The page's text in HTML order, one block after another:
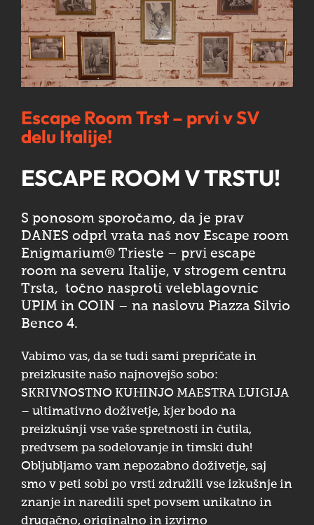
Image
Escape Room Trst – prvi v SV
delu Italije!
ESCAPE ROOM V TRSTU!
S ponosom sporočamo, da je prav
DANES odprl vrata naš nov Escape room
Enigmarium® Trieste – prvi escape
room na severu Italije, v strogem centru
Trsta, točno nasproti veleblagovnic
UPIM in COIN – na naslovu Piazza Silvio
Benco 4.
Vabimo vas, da se tudi sami prepričate in
preizkusite našo najnovejšo sobo:
SKRIVNOSTNO KUHINJO MAESTRA LUIGIJA
– ultimativno doživetje, kjer bodo na
preizkušnji vse vaše spretnosti in čutila,
predvsem pa sodelovanje in timski duh!
Obljubljamo vam nepozabno doživetje, saj
smo v peti sobi po vrsti združili vse izkušnje in
znanje in naredili spet povsem unikatno in
drugačno, originalno in izvirno